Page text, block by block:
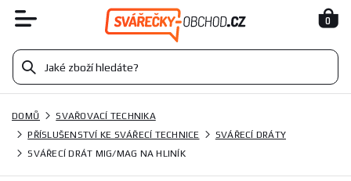
0
DOMŮ
SVAŘOVACÍ TECHNIKA
PŘÍSLUŠENSTVÍ KE SVÁŘECÍ TECHNICE
SVÁŘECÍ DRÁTY
SVÁŘECÍ DRÁT MIG/MAG NA HLINÍK